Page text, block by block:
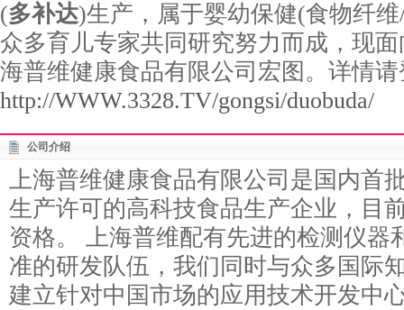
(多补达)生产，属于婴幼保健(食物纤
众多育儿专家共同研究努力而成，现
海普维健康食品有限公司宏图。详情
http://WWW.3328.TV/gongsi/duobuda/
公司介绍
上海普维健康食品有限公司是国内首
生产许可的高科技食品生产企业，目
资格。 上海普维配有先进的检测仪器
准的研发队伍，我们同时与众多国际
建立针对中国市场的应用技术开发中